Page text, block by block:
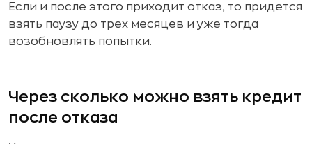
Если и после этого приходит отказ, то придется
взять паузу до трех месяцев и уже тогда
возобновлять попытки.
Через сколько можно взять кредит
после отказа